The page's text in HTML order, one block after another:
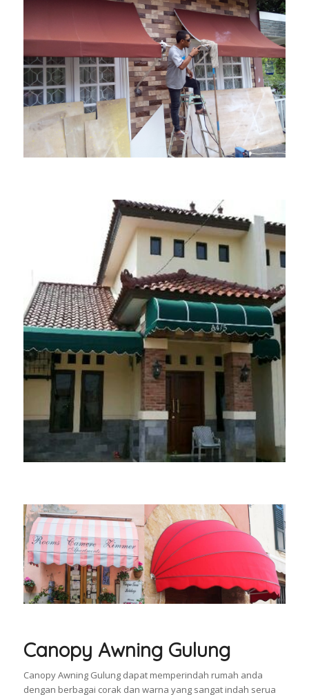
Canopy Awning Gulung
Canopy Awning Gulung dapat memperindah rumah anda
dengan berbagai corak dan warna yang sangat indah serua